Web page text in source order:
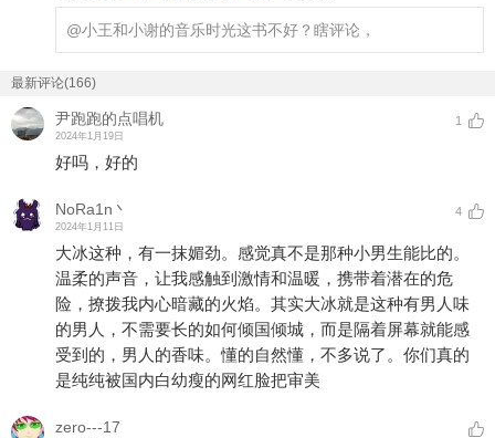
@小王和小谢的音乐时光这书不好？瞎评论，
最新评论(166)
尹跑跑的点唱机
2024年1月19日
1
好吗，好的
NoRa1n丶
2024年1月11日
4
大冰这种，有一抹媚劲。感觉真不是那种小男生能比的。
温柔的声音，让我感触到激情和温暖，携带着潜在的危
险，撩拨我内心暗藏的火焰。其实大冰就是这种有男人味
的男人，不需要长的如何倾国倾城，而是隔着屏幕就能感
受到的，男人的香味。懂的自然懂，不多说了。你们真的
是纯纯被国内白幼瘦的网红脸把审美
zero---17